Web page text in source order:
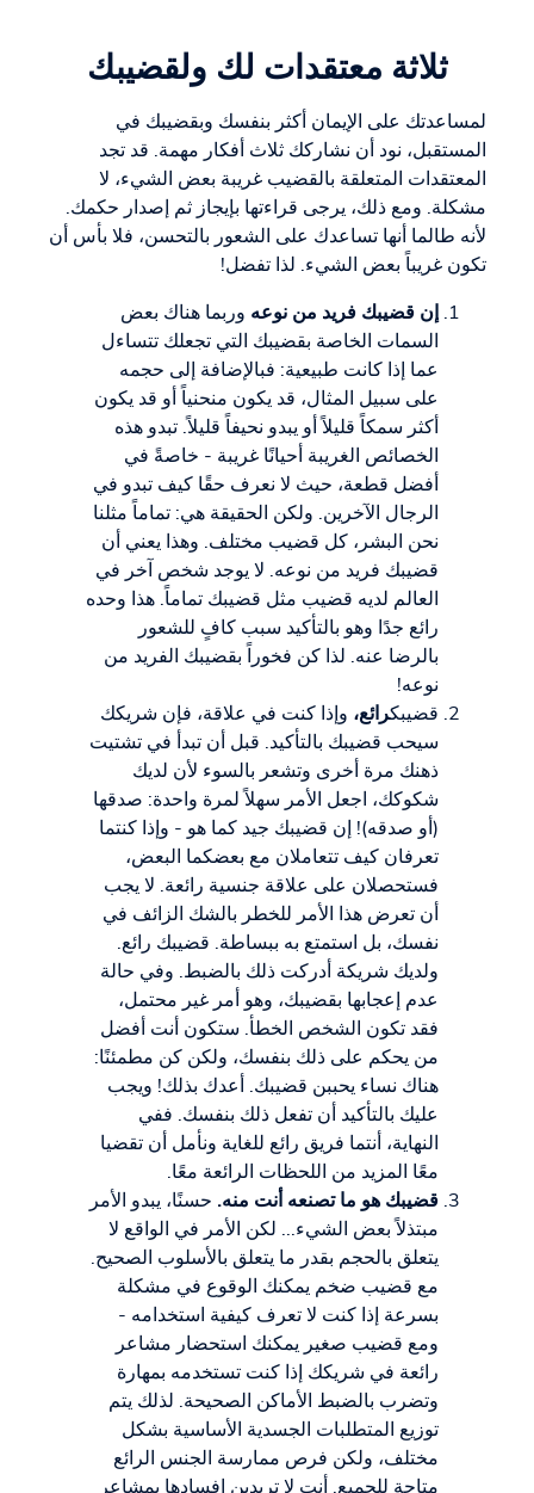
ثلاثة معتقدات لك ولقضيبك
لمساعدتك على الإيمان أكثر بنفسك وبقضيبك في
المستقبل، نود أن نشاركك ثلاث أفكار مهمة. قد تجد
المعتقدات المتعلقة بالقضيب غريبة بعض الشيء، لا
مشكلة. ومع ذلك، يرجى قراءتها بإيجاز ثم إصدار حكمك.
لأنه طالما أنها تساعدك على الشعور بالتحسن، فلا بأس أن
تكون غريباً بعض الشيء. لذا تفضل!
إن قضيبك فريد من نوعه وربما هناك بعض
السمات الخاصة بقضيبك التي تجعلك تتساءل
عما إذا كانت طبيعية: فبالإضافة إلى حجمه
على سبيل المثال، قد يكون منحنياً أو قد يكون
أكثر سمكاً قليلاً أو يبدو نحيفاً قليلاً. تبدو هذه
الخصائص الغريبة أحيانًا غريبة - خاصةً في
أفضل قطعة، حيث لا نعرف حقًا كيف تبدو في
الرجال الآخرين. ولكن الحقيقة هي: تماماً مثلنا
نحن البشر، كل قضيب مختلف. وهذا يعني أن
قضيبك فريد من نوعه. لا يوجد شخص آخر في
العالم لديه قضيب مثل قضيبك تماماً. هذا وحده
رائع جدًا وهو بالتأكيد سبب كافٍ للشعور
بالرضا عنه. لذا كن فخوراً بقضيبك الفريد من
نوعه!
قضيبكرائع، وإذا كنت في علاقة، فإن شريكك
سيحب قضيبك بالتأكيد. قبل أن تبدأ في تشتيت
ذهنك مرة أخرى وتشعر بالسوء لأن لديك
شكوكك، اجعل الأمر سهلاً لمرة واحدة: صدقها
(أو صدقه)! إن قضيبك جيد كما هو - وإذا كنتما
تعرفان كيف تتعاملان مع بعضكما البعض،
فستحصلان على علاقة جنسية رائعة. لا يجب
أن تعرض هذا الأمر للخطر بالشك الزائف في
نفسك، بل استمتع به ببساطة. قضيبك رائع.
ولديك شريكة أدركت ذلك بالضبط. وفي حالة
عدم إعجابها بقضيبك، وهو أمر غير محتمل،
فقد تكون الشخص الخطأ. ستكون أنت أفضل
من يحكم على ذلك بنفسك، ولكن كن مطمئنًا:
هناك نساء يحببن قضيبك. أعدك بذلك! ويجب
عليك بالتأكيد أن تفعل ذلك بنفسك. ففي
النهاية، أنتما فريق رائع للغاية ونأمل أن تقضيا
معًا المزيد من اللحظات الرائعة معًا.
قضيبك هو ما تصنعه أنت منه. حسنًا، يبدو الأمر
مبتذلاً بعض الشيء... لكن الأمر في الواقع لا
يتعلق بالحجم بقدر ما يتعلق بالأسلوب الصحيح.
مع قضيب ضخم يمكنك الوقوع في مشكلة
بسرعة إذا كنت لا تعرف كيفية استخدامه -
ومع قضيب صغير يمكنك استحضار مشاعر
رائعة في شريكك إذا كنت تستخدمه بمهارة
وتضرب بالضبط الأماكن الصحيحة. لذلك يتم
توزيع المتطلبات الجسدية الأساسية بشكل
مختلف، ولكن فرص ممارسة الجنس الرائع
متاحة للجميع. أنت لا تريدين إفسادها بمشاعر